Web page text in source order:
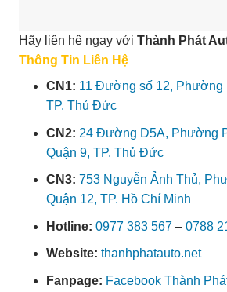
Hãy liên hệ ngay với Thành Phát
Thông Tin Liên Hệ
CN1: 11 Đường số 12, Phường
TP. Thủ Đức
CN2: 24 Đường D5A, Phường
Quận 9, TP. Thủ Đức
CN3: 753 Nguyễn Ảnh Thủ,
Quận 12, TP. Hồ Chí Minh
Hotline: 0977 383 567 – 0788
Website: thanhphatauto.net
Fanpage: Facebook Thành